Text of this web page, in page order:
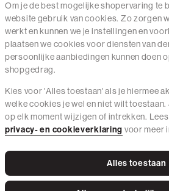
Mail ons
020 - 3412 650
Van maandag t/m vrijdag van 8.30 uur tot 18.00
Service
Wij zijn The Sting
Om je de best mogelijke shopervaring te
website gebruik van cookies. Zo zorgen
werkt en kunnen we je instellingen en
plaatsen we cookies voor diensten van
persoonlijke aanbiedingen kunnen doen
shopgedrag.
Kies voor 'Alles toestaan' als je hiermee
welke cookies je wel en niet wilt
op elk moment wijzigen of intrekken.
privacy- en cookieverklaring voor meer
Alles toestaan